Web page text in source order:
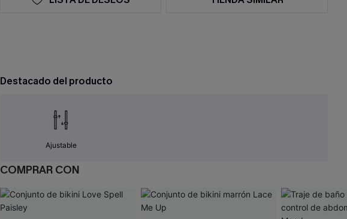
Destacado del producto
Ajustable
COMPRAR CON